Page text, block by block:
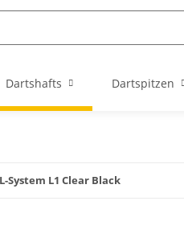
Dartshafts Dartspitzen
System L1 Clear Black